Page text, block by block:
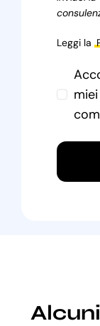
Leggi la